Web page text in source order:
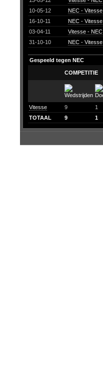
10-05-12
NEC - Vitesse
16-10-11
NEC - Vitesse
03-04-11
Vitesse - NEC
31-10-10
NEC - Vitesse
Gespeeld tegen NEC
COMPETITIE
Vitesse 9 1
TOTAAL
9 1